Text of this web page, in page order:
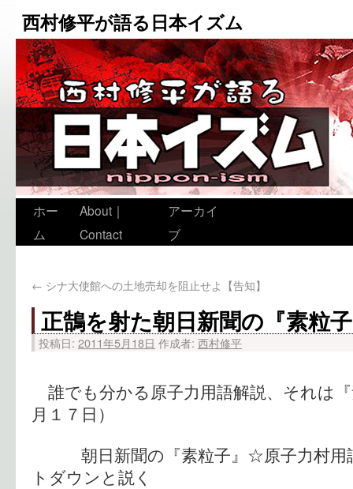
西村修平が語る日本イズム
ホー
ム
About｜
Contact
アーカイ
ブ
← シナ大使館への土地売却を阻止せよ【告知】
正鵠を射た朝日新聞の『素粒
投稿日: 2011年5月18日 作成者: 西村修平
誰でも分かる原子力用語解説、それは
月１７日）
朝日新聞の『素粒子』☆原子力村用
トダウンと説く